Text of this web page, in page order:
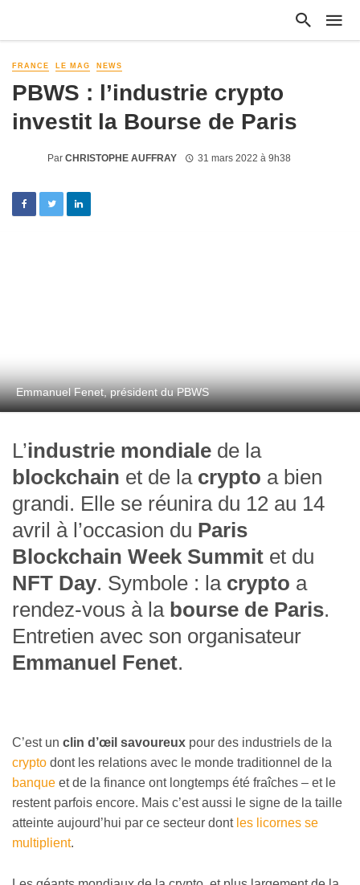
FRANCE LE MAG NEWS
PBWS : l’industrie crypto
investit la Bourse de Paris
Par CHRISTOPHE AUFFRAY 31 mars 2022 à 9h38
Emmanuel Fenet, président du PBWS
L’industrie mondiale de la
blockchain et de la crypto a bien
grandi. Elle se réunira du 12 au 14
avril à l’occasion du Paris
Blockchain Week Summit et du
NFT Day. Symbole : la crypto a
rendez-vous à la bourse de Paris.
Entretien avec son organisateur
Emmanuel Fenet.
C’est un clin d’œil savoureux pour des industriels de la
crypto dont les relations avec le monde traditionnel de la
banque et de la finance ont longtemps été fraîches – et le
restent parfois encore. Mais c’est aussi le signe de la taille
atteinte aujourd’hui par ce secteur dont les licornes se
multiplient.